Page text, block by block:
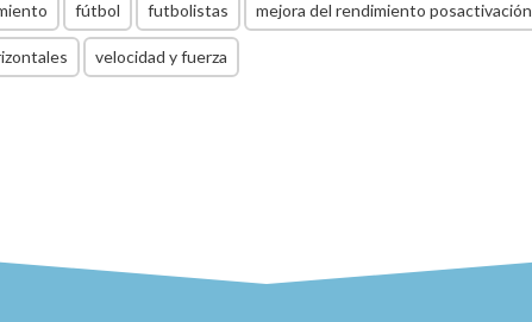
fútbol futbolistas mejora del rendimiento posactivación
velocidad y fuerza